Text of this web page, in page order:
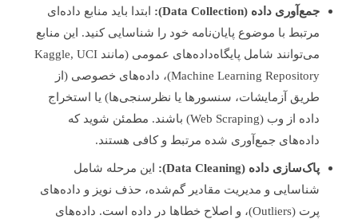
جمع‌آوری داده (Data Collection):
ابتدا باید منابع داده‌ای
مرتبط با موضوع پایان‌نامه خود را شناسایی کنید. این منابع
می‌توانند شامل پایگاه‌داده‌های عمومی (مانند Kaggle, UCI
Machine Learning Repository)، داده‌های خصوصی (از
طریق آزمایشات، سنسورها یا نظرسنجی‌ها) یا استخراج
داده از وب (Web Scraping) باشند. مطمئن شوید که
داده‌های جمع‌آوری شده مرتبط و کافی هستند.
پاک‌سازی داده (Data Cleaning):
این مرحله شامل
شناسایی و مدیریت مقادیر گم‌شده، حذف نویز و داده‌های
پرت (Outliers)، و اصلاح خطاها در داده است. داده‌های